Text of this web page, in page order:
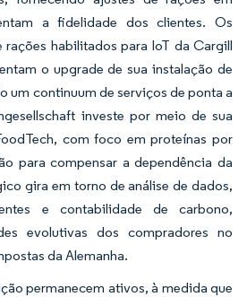
a fidelidade dos clientes. Os
habilitados para IoT da Cargill
o upgrade de sua instalação de
um continuum de serviços de ponta a
investe por meio de sua
com foco em proteínas por
para compensar a dependência da
gira em torno de análise de dados,
e contabilidade de carbono,
evolutivas dos compradores no
da Alemanha.
permanecem ativos, à medida que